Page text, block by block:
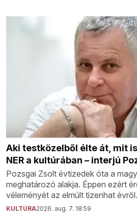
Aki testközelből élte át, mit
NER a kultúrában – interjú
Pozsgai Zsolt évtizedek óta a
meghatározó alakja. Éppen ezért
véleményét az elmúlt tizenhat évről.
KULTÚRA2026. aug. 7. 18:59